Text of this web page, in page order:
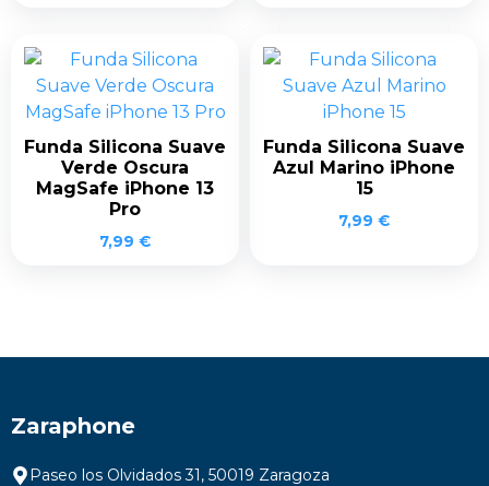
Funda Silicona Suave
Verde Oscura
MagSafe iPhone 13
Pro
7,99 €
Funda Silicona Suave
Azul Marino iPhone
15
7,99 €
Zaraphone
Paseo los Olvidados 31, 50019 Zaragoza